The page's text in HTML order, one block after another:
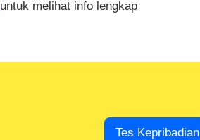
untuk melihat info lengkap
Tes Kepribadian